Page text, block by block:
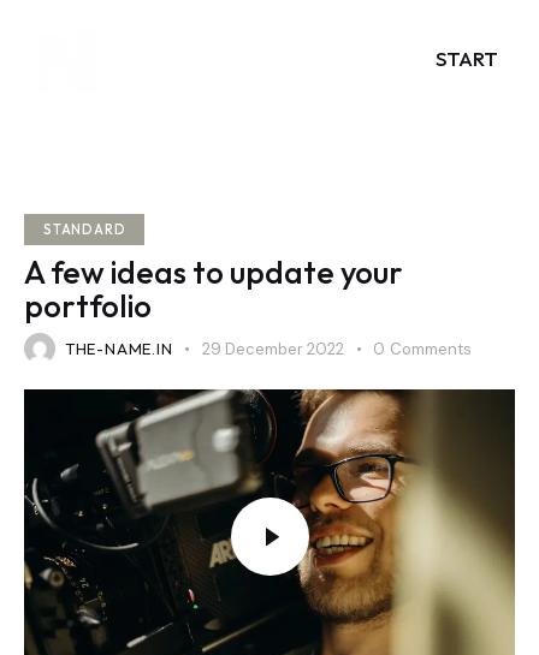
START
STANDARD
A few ideas to update your
portfolio
THE-NAME.IN 29 December 2022 0 Comments